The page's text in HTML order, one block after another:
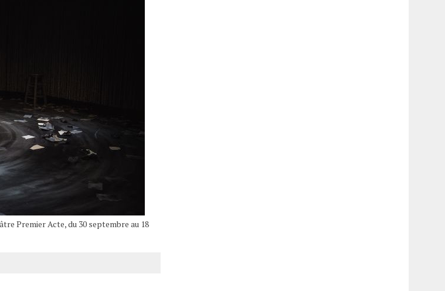
Premier Acte, du 30 septembre au 18